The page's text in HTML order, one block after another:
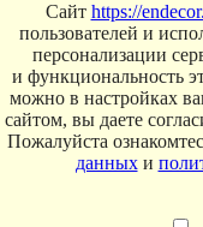
Интерьеры
Блог
Магазин
О компании
Контакты
Условия продаж
Сайт https://
пользователей и
персонализации
и функциональность
можно в настройках
сайтом, вы даете
Пожалуйста
данныхи